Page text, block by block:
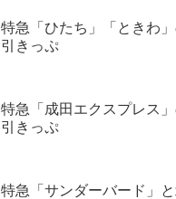
特急「ひたち」「ときわ
引きっぷ
特急「成田エクスプレス
引きっぷ
特急「サンダーバード」